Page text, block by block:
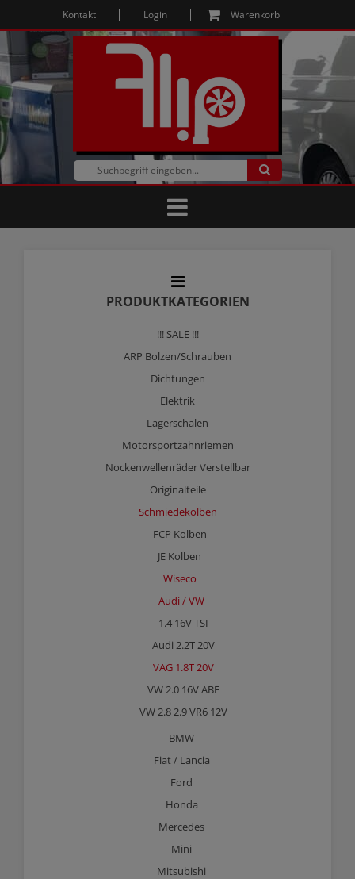
Kontakt Login Warenkorb
PRODUKTKATEGORIEN
!!! SALE !!!
ARP Bolzen/Schrauben
Dichtungen
Elektrik
Lagerschalen
Motorsportzahnriemen
Nockenwellenräder Verstellbar
Originalteile
Schmiedekolben
FCP Kolben
JE Kolben
Wiseco
Audi / VW
1.4 16V TSI
Audi 2.2T 20V
VAG 1.8T 20V
VW 2.0 16V ABF
VW 2.8 2.9 VR6 12V
BMW
Fiat / Lancia
Ford
Honda
Mercedes
Mini
Mitsubishi